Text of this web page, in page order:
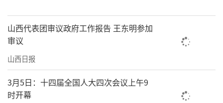
山西代表团审议政府工作报告 王东明参加
审议
山西日报
3月5日：十四届全国人大四次会议上午9
时开幕